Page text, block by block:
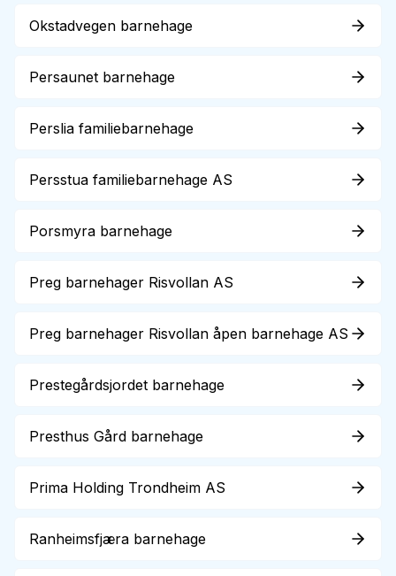
Okstadvegen barnehage
Persaunet barnehage
Perslia familiebarnehage
Persstua familiebarnehage AS
Porsmyra barnehage
Preg barnehager Risvollan AS
Preg barnehager Risvollan åpen barnehage AS
Prestegårdsjordet barnehage
Presthus Gård barnehage
Prima Holding Trondheim AS
Ranheimsfjæra barnehage